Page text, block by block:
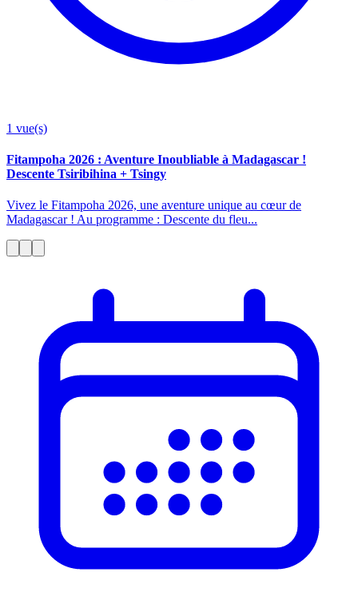
1 vue(s)
Fitampoha 2026 : Aventure Inoubliable à Madagascar !
Descente Tsiribihina + Tsingy
Vivez le Fitampoha 2026, une aventure unique au cœur de
Madagascar ! Au programme : Descente du fleu...